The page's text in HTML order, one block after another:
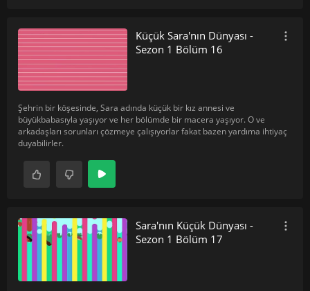
Küçük Sara'nın Dünyası -
Sezon 1 Bölüm 16
Şehrin bir köşesinde, Sara adında küçük bir kız annesi ve
büyükbabasıyla yaşıyor ve her bölümde bir macera yaşıyor. O ve
arkadaşları sorunları çözmeye çalışıyorlar fakat bazen yardıma ihtiyaç
duyabilirler.
Sara'nın Küçük Dünyası -
Sezon 1 Bölüm 17